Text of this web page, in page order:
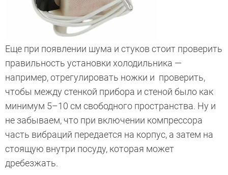
Еще при появлении шума и стуков стоит проверить
правильность установки холодильника —
например, отрегулировать ножки и проверить,
чтобы между стенкой прибора и стеной было как
минимум 5–10 см свободного пространства. Ну и
не забываем, что при включении компрессора
часть вибраций передается на корпус, а затем на
стоящую внутри посуду, которая может
дребезжать.